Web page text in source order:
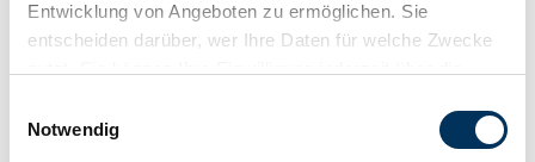
Entwicklung von Angeboten zu ermöglichen. Sie
entscheiden darüber, wer Ihre Daten für welche Zwecke
Trigger Symbol ändern oder widerrufen
Notwendig